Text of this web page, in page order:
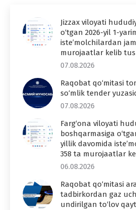
Jizzax viloyati
o‘tgan 2026-yil 1-
iste’molchilardan
murojaatlar kelib
07.08.2026
Raqobat qo‘mitasi
so‘mlik tender
07.08.2026
Farg‘ona viloyati
boshqarmasiga
yillik davomida
358 ta murojaatlar
06.08.2026
Raqobat qo‘mitasi
tadbirkordan gaz
undirilgan to‘lov